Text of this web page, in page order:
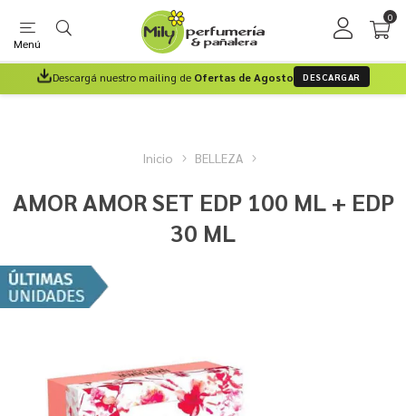
Menú
0
Descargá nuestro mailing de Ofertas de Agosto DESCARGAR
Inicio BELLEZA
AMOR AMOR SET EDP 100 ML + EDP
30 ML